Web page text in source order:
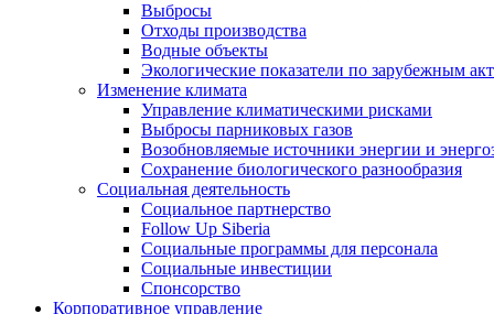
Выбросы
Отходы производства
Водные объекты
Экологические показатели по зарубежным
Изменение климата
Управление климатическими рисками
Выбросы парниковых газов
Возобновляемые источники энергии и
Сохранение биологического разнообразия
Социальная деятельность
Социальное партнерство
Follow Up Siberia
Социальные программы для персонала
Социальные инвестиции
Спонсорство
Корпоративное управление